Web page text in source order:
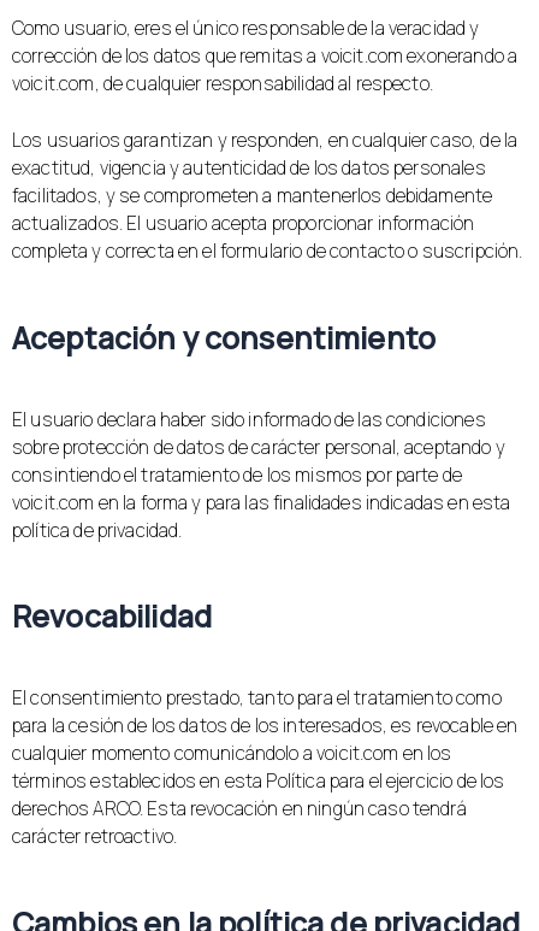
Como usuario, eres el único responsable de la veracidad y
corrección de los datos que remitas a voicit.com exonerando a
voicit.com, de cualquier responsabilidad al respecto.
Los usuarios garantizan y responden, en cualquier caso, de la
exactitud, vigencia y autenticidad de los datos personales
facilitados, y se comprometen a mantenerlos debidamente
actualizados. El usuario acepta proporcionar información
completa y correcta en el formulario de contacto o suscripción.
Aceptación y consentimiento
El usuario declara haber sido informado de las condiciones
sobre protección de datos de carácter personal, aceptando y
consintiendo el tratamiento de los mismos por parte de
voicit.com en la forma y para las finalidades indicadas en esta
política de privacidad.
Revocabilidad
El consentimiento prestado, tanto para el tratamiento como
para la cesión de los datos de los interesados, es revocable en
cualquier momento comunicándolo a voicit.com en los
términos establecidos en esta Política para el ejercicio de los
derechos ARCO. Esta revocación en ningún caso tendrá
carácter retroactivo.